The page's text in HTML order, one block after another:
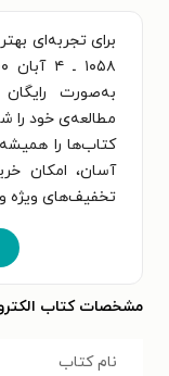
برای تجربه‌ای
به‌صورت
مطالعه‌ی خود
کتاب‌ها را
آسان، امکان
تخفیف‌های ویژه
مشخصات کتاب
نام کتاب